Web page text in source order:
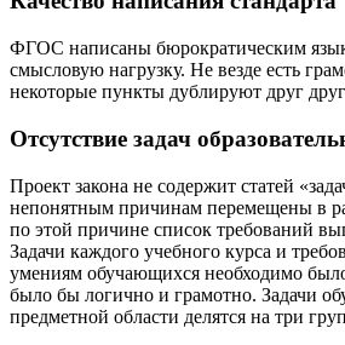
ФГОС написаны бюрократическим
смысловую нагрузку. Не везде есть
некоторые пункты дублируют друг
Отсутствие задач
Проект закона не содержит статей
непонятным причинам перемещены в
по этой причине список требований
Задачи каждого учебного курса и
умениям обучающихся необходимо
было бы логично и грамотно. Задачи
предметной области делятся на три